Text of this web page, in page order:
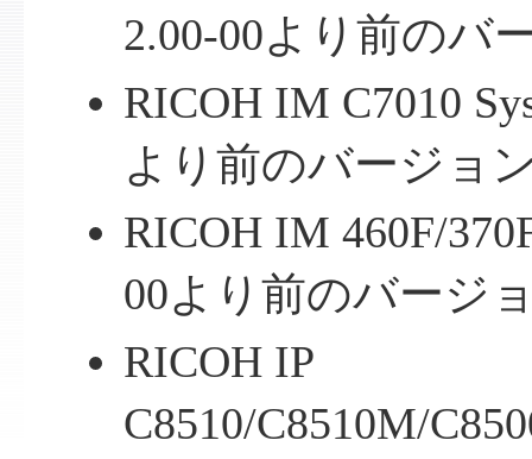
2.00-00より前のバ
RICOH IM C7010
より前のバージョ
RICOH IM 460F/
00より前のバージ
RICOH IP
C8510/C8510M/